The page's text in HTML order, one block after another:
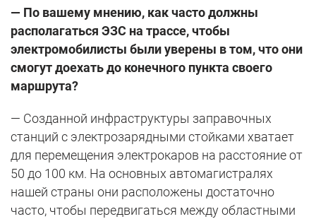
— По вашему мнению, как часто должны
располагаться ЭЗС на трассе, чтобы
электромобилисты были уверены в том, что они
смогут доехать до конечного пункта своего
маршрута?
— Созданной инфраструктуры заправочных
станций с электрозарядными стойками хватает
для перемещения электрокаров на расстояние от
50 до 100 км. На основных автомагистралях
нашей страны они расположены достаточно
часто, чтобы передвигаться между областными